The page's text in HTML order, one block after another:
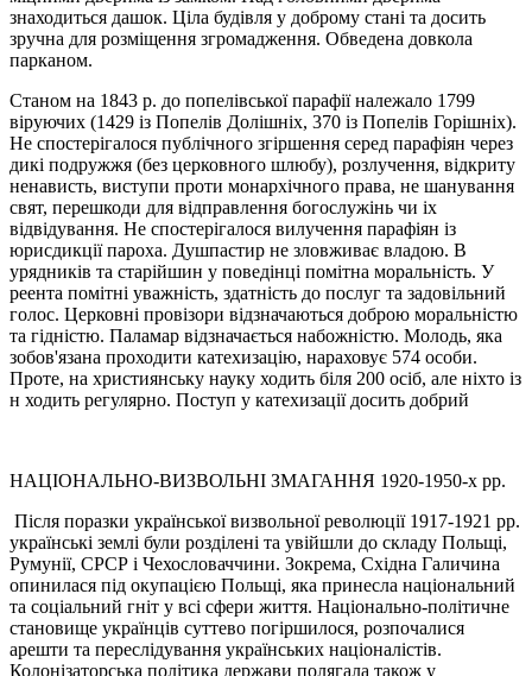
знаходиться дашок. Ціла будівля у доброму стані та досить
зручна для розміщення згромадження. Обведена довкола
парканом.
Станом на 1843 р. до попелівської парафії належало 1799
віруючих (1429 із Попелів Долішніх, 370 із Попелів Горішніх).
Не спостерігалося публічного згіршення серед парафіян через
дикі подружжя (без церковного шлюбу), розлучення, відкриту
ненависть, виступи проти монархічного права, не шанування
свят, перешкоди для відправлення богослужінь чи iх
відвідування. Не спостерігалося вилучення парафіян із
юрисдикції пароха. Душпастир не зловживає владою. В
урядників та стаpійшин у поведінці помітна моральність. У
реента помітні уважність, здатність до послуг та задовільний
голос. Церковні провізори відзначаються доброю моральністю
та гідністю. Паламар відзначається набожністю. Молодь, яка
зобов'язана проходити катехизацію, нараховує 574 особи.
Проте, на християнську науку ходить біля 200 оcіб, але ніхто із
н ходить регулярно. Поступ у катехизації досить добрий
НАЦІОНАЛЬНО-ВИЗВОЛЬНІ ЗМАГАННЯ 1920-1950-х рр.
Після поразки української визвольної революції 1917-1921 pp.
українські землі були розділені та увійшли до складу Польщі,
Румунії, СРСР i Чехословаччини. Зокрема, Східна Галичина
опинилася під окупацією Польщі, яка принесла національний
та соціальний гніт у всі сфери життя. Національно-політичне
становище українців суттево погіршилося, розпочалися
арешти та переслідування українських націоналістів.
Колонізаторська політика держави полягала також у